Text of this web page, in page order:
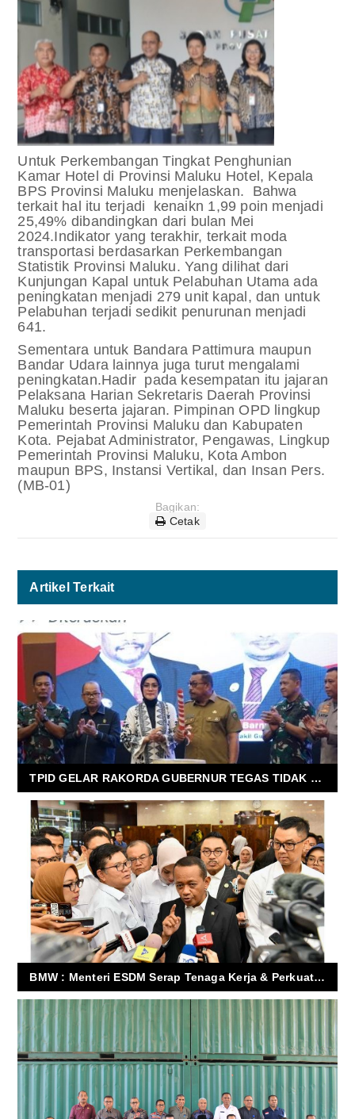
Untuk Perkembangan Tingkat Penghunian
Kamar Hotel di Provinsi Maluku Hotel, Kepala
BPS Provinsi Maluku menjelaskan. Bahwa
terkait hal itu terjadi kenaikn 1,99 poin menjadi
25,49% dibandingkan dari bulan Mei
2024.Indikator yang terakhir, terkait moda
transportasi berdasarkan Perkembangan
Statistik Provinsi Maluku. Yang dilihat dari
Kunjungan Kapal untuk Pelabuhan Utama ada
peningkatan menjadi 279 unit kapal, dan untuk
Pelabuhan terjadi sedikit penurunan menjadi
641.
Sementara untuk Bandara Pattimura maupun
Bandar Udara lainnya juga turut mengalami
peningkatan.Hadir pada kesempatan itu jajaran
Pelaksana Harian Sekretaris Daerah Provinsi
Maluku beserta jajaran. Pimpinan OPD lingkup
Pemerintah Provinsi Maluku dan Kabupaten
Kota. Pejabat Administrator, Pengawas, Lingkup
Pemerintah Provinsi Maluku, Kota Ambon
maupun BPS, Instansi Vertikal, dan Insan Pers.
(MB-01)
Bagikan:
Cetak
Artikel Terkait
TPID GELAR RAKORDA GUBERNUR TEGAS TIDAK PERLU RAGU UNTUK INTETVENSI HARGA
BMW : Menteri ESDM Serap Tenaga Kerja & Perkuat Ekonomi mikro, PLN Siap Laksanakan RUPTL 2025-2034